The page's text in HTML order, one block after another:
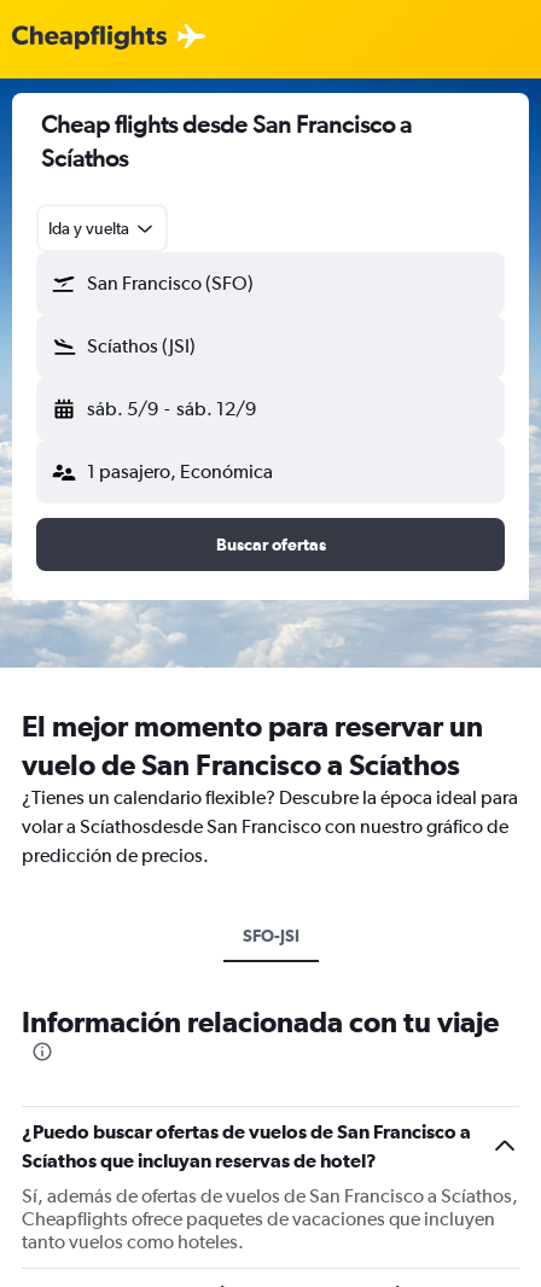
Cheap flights desde San Francisco a
Scíathos
Ida y vuelta
San Francisco (SFO)
Scíathos (JSI)
sáb. 5/9 - sáb. 12/9
1 pasajero, Económica
Buscar ofertas
El mejor momento para reservar un
vuelo de San Francisco a Scíathos
¿Tienes un calendario flexible? Descubre la época ideal para
volar a Scíathosdesde San Francisco con nuestro gráfico de
predicción de precios.
SFO-JSI
Información relacionada con tu viaje
¿Puedo buscar ofertas de vuelos de San Francisco a
Scíathos que incluyan reservas de hotel?
Sí, además de ofertas de vuelos de San Francisco a Scíathos,
Cheapflights ofrece paquetes de vacaciones que incluyen
tanto vuelos como hoteles.